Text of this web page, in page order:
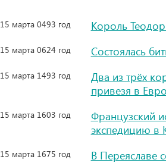
15 марта 0493 год Король
15 марта 0624 год Состоялась
15 марта 1493 год
Два из трёх
привезя в
15 марта 1603 год
Французский
экспедицию в
15 марта 1675 год В Переяславе